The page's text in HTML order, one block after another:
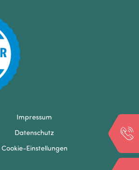
Impressum
Datenschutz
Cookie-Einstellungen